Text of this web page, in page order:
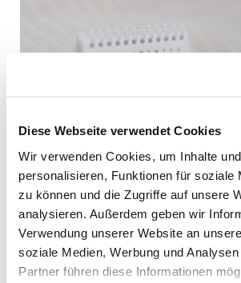
Diese Webseite verwendet Cookies
Wir verwenden Cookies, um Inhalte
personalisieren, Funktionen für soziale
zu können und die Zugriffe auf unsere
analysieren. Außerdem geben wir
Verwendung unserer Website an
soziale Medien, Werbung und
Partner führen diese Informationen
Mittwoch, 3. Februar
Uhr